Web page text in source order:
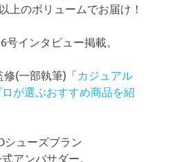
上のボリュームでお届け！
インタビュー掲載。
(一部執筆)「カジュアル
が選ぶおすすめ商品を紹
シューズブラン
アンバサダー。